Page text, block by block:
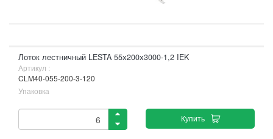
Лоток лестничный LESTA 55х200х3000-1,2 IEK
Артикул :
CLM40-055-200-3-120
Упаковка
Купить